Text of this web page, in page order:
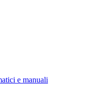
e manuali